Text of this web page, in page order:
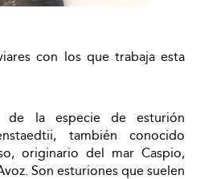
con los que trabaja esta
de la especie de esturión
también conocido
originario del mar Caspio,
Son esturiones que suelen